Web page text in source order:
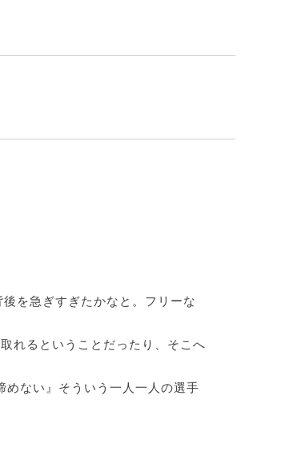
を急ぎすぎたかなと。フリーな
れるということだったり、そこへ
めない』そういう一人一人の選手